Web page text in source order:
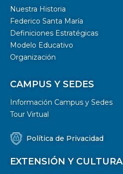
Nuestra Historia
Federico Santa María
Definiciones Estratégicas
Modelo Educativo
Organización
CAMPUS Y SEDES
Información Campus y Sedes
Tour Virtual
Política de Privacidad
EXTENSIÓN Y CULTURA